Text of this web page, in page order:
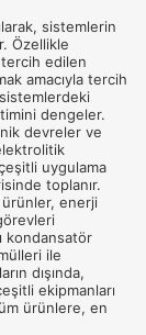
sistemlerin
Özellikle
edilen
amacıyla tercih
dengeler.
devreler ve
uygulama
toplanır.
enerji
kondansatör
ile
dışında,
ekipmanları
ürünlere, en